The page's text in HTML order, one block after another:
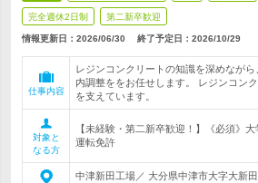
完全週休2日制 第二新卒歓迎
情報更新日：2026/06/30 終了予定日： 2026/10/29
仕事内容
レジンコンクリートの知識を深めなが
内調整ををお任せします。 レジンコン
を支えています。
対象と
なる方
【未経験・第二新卒歓迎！】《必須》
運転免許
中津新田工場／ 大分県中津市大字大新